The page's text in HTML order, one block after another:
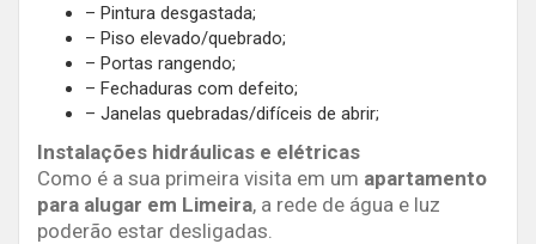
– Pintura desgastada;
– Piso elevado/quebrado;
– Portas rangendo;
– Fechaduras com defeito;
– Janelas quebradas/difíceis de abrir;
Instalações hidráulicas e elétricas
Como é a sua primeira visita em um apartamento
para alugar em Limeira, a rede de água e luz
poderão estar desligadas.